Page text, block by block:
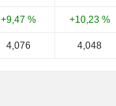
+9,47 % +10,23 %
4,076 4,048